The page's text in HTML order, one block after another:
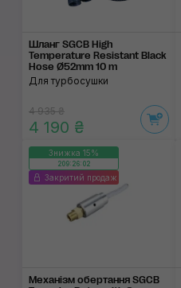
Шланг SGCB High
Temperature Resistant Black
Hose Ø52mm 10 m
Для турбосушки
4 935 ₴
4 190 ₴
Знижка 15%
209:26:02
Закритий продаж
Механізм обертання SGCB